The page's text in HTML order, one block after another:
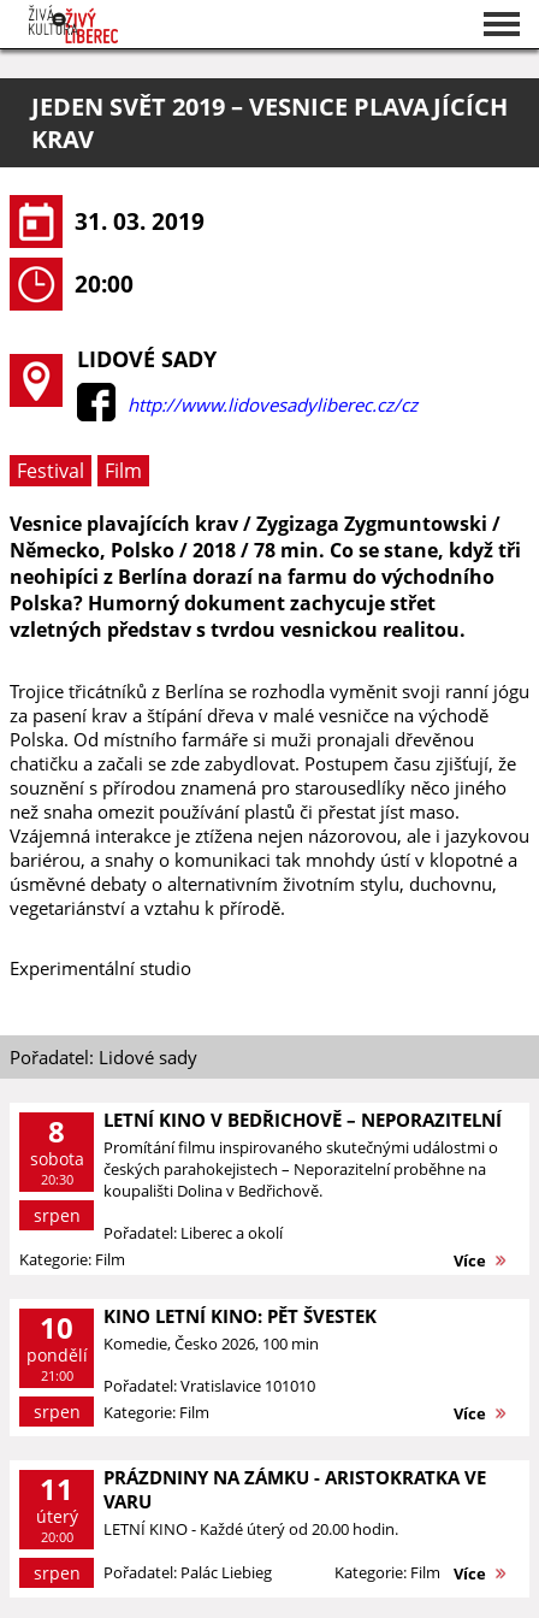
O projektu
Pořadatelé
JEDEN SVĚT 2019 – VESNICE PLAVAJÍCÍCH
KRAV
31. 03. 2019
20:00
LIDOVÉ SADY
http://www.lidovesadyliberec.cz/cz
Festival
Film
Vesnice plavajících krav / Zygizaga Zygmuntowski /
Německo, Polsko / 2018 / 78 min. Co se stane, když tři
neohipíci z Berlína dorazí na farmu do východního
Polska? Humorný dokument zachycuje střet
vzletných představ s tvrdou vesnickou realitou.
Trojice třicátníků z Berlína se rozhodla vyměnit svoji ranní jógu
za pasení krav a štípání dřeva v malé vesničce na východě
Polska. Od místního farmáře si muži pronajali dřevěnou
chatičku a začali se zde zabydlovat. Postupem času zjišťují, že
souznění s přírodou znamená pro starousedlíky něco jiného
než snaha omezit používání plastů či přestat jíst maso.
Vzájemná interakce je ztížena nejen názorovou, ale i jazykovou
bariérou, a snahy o komunikaci tak mnohdy ústí v klopotné a
úsměvné debaty o alternativním životním stylu, duchovnu,
vegetariánství a vztahu k přírodě.
Experimentální studio
Pořadatel: Lidové sady
8
sobota
20:30
srpen
LETNÍ KINO V BEDŘICHOVĚ – NEPORAZITELNÍ
Promítání filmu inspirovaného skutečnými událostmi o
českých parahokejistech – Neporazitelní proběhne na
koupališti Dolina v Bedřichově.
Pořadatel: Liberec a okolí
Kategorie: Film
Více
10
pondělí
21:00
srpen
KINO LETNÍ KINO: PĚT ŠVESTEK
Komedie, Česko 2026, 100 min
Pořadatel: Vratislavice 101010
Kategorie: Film
Více
11
úterý
20:00
srpen
PRÁZDNINY NA ZÁMKU - ARISTOKRATKA VE
VARU
LETNÍ KINO - Každé úterý od 20.00 hodin.
Pořadatel: Palác Liebieg
Kategorie: Film Více